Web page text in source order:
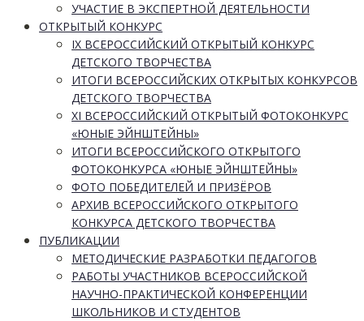
УЧАСТИЕ В ЭКСПЕРТНОЙ ДЕЯТЕЛЬНОСТИ
ОТКРЫТЫЙ КОНКУРС
IX ВСЕРОССИЙСКИЙ ОТКРЫТЫЙ КОНКУРС
ДЕТСКОГО ТВОРЧЕСТВА
ИТОГИ ВСЕРОССИЙСКИХ ОТКРЫТЫХ КОНКУРСОВ
ДЕТСКОГО ТВОРЧЕСТВА
XI ВСЕРОССИЙСКИЙ ОТКРЫТЫЙ ФОТОКОНКУРС
«ЮНЫЕ ЭЙНШТЕЙНЫ»
ИТОГИ ВСЕРОССИЙСКОГО ОТКРЫТОГО
ФОТОКОНКУРСА «ЮНЫЕ ЭЙНШТЕЙНЫ»
ФОТО ПОБЕДИТЕЛЕЙ И ПРИЗЁРОВ
АРХИВ ВСЕРОССИЙСКОГО ОТКРЫТОГО
КОНКУРСА ДЕТСКОГО ТВОРЧЕСТВА
ПУБЛИКАЦИИ
МЕТОДИЧЕСКИЕ РАЗРАБОТКИ ПЕДАГОГОВ
РАБОТЫ УЧАСТНИКОВ ВСЕРОССИЙСКОЙ
НАУЧНО-ПРАКТИЧЕСКОЙ КОНФЕРЕНЦИИ
ШКОЛЬНИКОВ И СТУДЕНТОВ